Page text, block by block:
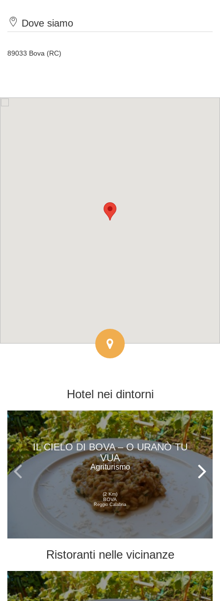
Dove siamo
89033 Bova (RC)
Hotel nei dintorni
IL CIELO DI BOVA – O URANÒ TU
VUA
Agriturismo
(2 Km)
BOVA
Reggio Calabria
Ristoranti nelle vicinanze